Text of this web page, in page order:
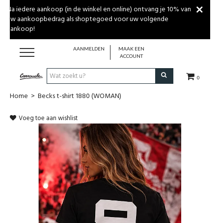
Na iedere aankoop (in de winkel en online) ontvang je 10% van
uw aankoopbedrag als shoptegoed voor uw volgende
aankoop!
0
AANMELDEN
MAAK EEN
ACCOUNT
MERKEN
DAMESKLEDING
HERENKLEDING
GESCHENKBON
WINKEL
Home > Becks t-shirt 1880 (WOMAN)
Voeg toe aan wishlist